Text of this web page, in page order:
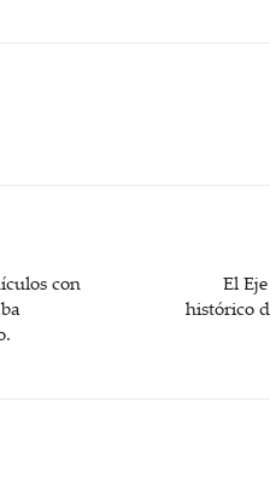
con
El
histórico